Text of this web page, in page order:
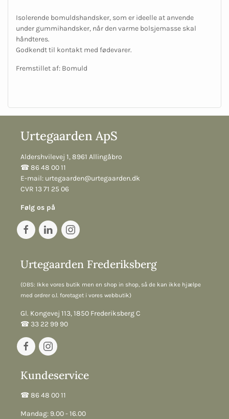
Isolerende bomuldshandsker, som er ideelle at anvende
under gummihandsker, når den varme bolsjemasse skal
håndteres.
Godkendt til kontakt med fødevarer.
Fremstillet af: Bomuld
Urtegaarden ApS
Aldershvilevej 1, 8961 Allingåbro
☎︎ 86 48 00 11
E-mail: urtegaarden@urtegaarden.dk
CVR 13 71 25 06
Følg os på
Urtegaarden Frederiksberg
(OBS: Ikke vores butik men en shop in shop, så de kan ikke hjælpe
med ordrer o.l. foretaget i vores webbutik)
Gl. Kongevej 113, 1850 Frederiksberg C
☎︎ 33 22 99 90
Kundeservice
☎︎ 86 48 00 11
Mandag: 9.00 - 16.00